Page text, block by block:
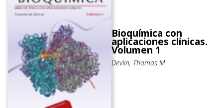
Bioquímica con
aplicaciones clínicas.
Volumen 1
Devlin, Thomas M